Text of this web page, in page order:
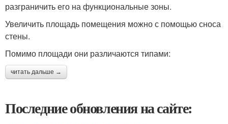
разграничить его на функциональные зоны.
Увеличить площадь помещения можно с помощью сноса
стены.
Помимо площади они различаются типами:
читать дальше →
Последние обновления на сайте: